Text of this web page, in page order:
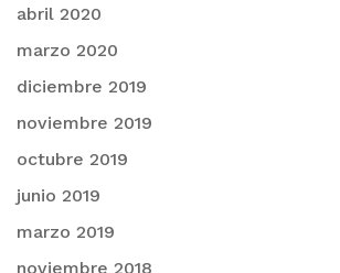
abril 2020
marzo 2020
diciembre 2019
noviembre 2019
octubre 2019
junio 2019
marzo 2019
noviembre 2018